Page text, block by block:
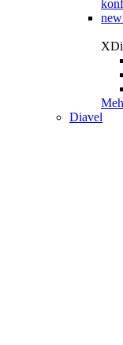
new
Diavel